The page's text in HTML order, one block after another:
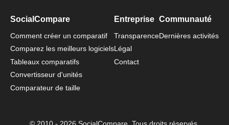
SocialCompare
Comment créer un comparatif
Comparez les meilleurs logiciels
Tableaux comparatifs
Convertisseur d'unités
Comparateur de taille
Entreprise
Transparence
Légal
Contact
Communauté
Dernières activités